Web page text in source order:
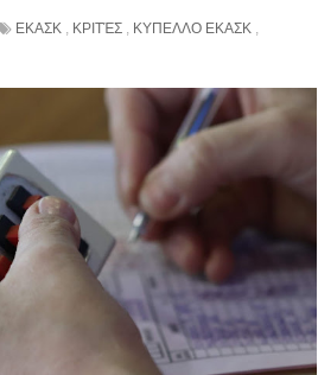
ΕΚΑΣΚ , ΚΡΙΤΈΣ , ΚΥΠΕΛΛΟ ΕΚΑΣΚ ,